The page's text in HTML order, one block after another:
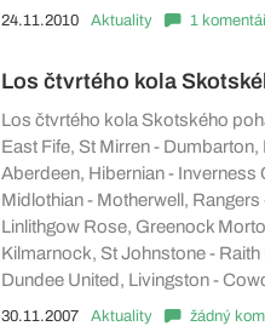
24.11.2010 Aktuality 1
Los čtvrtého kola
Los čtvrtého kola Skotského
East Fife, St Mirren -
Aberdeen, Hibernian - Inverness
Midlothian - Motherwell,
Linlithgow Rose, Greenock
Kilmarnock, St Johnstone -
Dundee United, Livingston -
30.11.2007 Aktuality žádný